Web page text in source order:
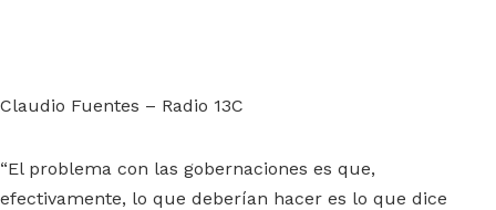
Claudio Fuentes – Radio 13C
“El problema con las gobernaciones es que,
efectivamente, lo que deberían hacer es lo que dice